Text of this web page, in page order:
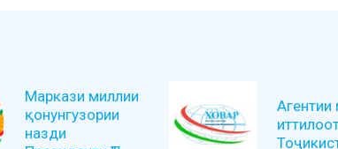
Маркази миллии
қонунгузории
назди
Агентии